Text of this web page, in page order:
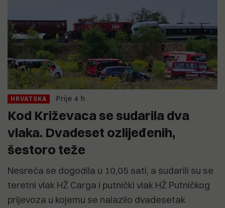
HRVATSKA Prije 4 h
Kod Križevaca se sudarila dva
vlaka. Dvadeset ozlijeđenih,
šestoro teže
Nesreća se dogodila u 10,05 sati, a sudarili su se
teretni vlak HŽ Carga i putnički vlak HŽ Putničkog
prijevoza u kojemu se nalazilo dvadesetak